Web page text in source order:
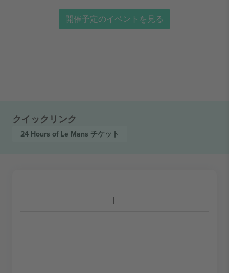
開催予定のイベントを見る
クイックリンク
24 Hours of Le Mans チケット